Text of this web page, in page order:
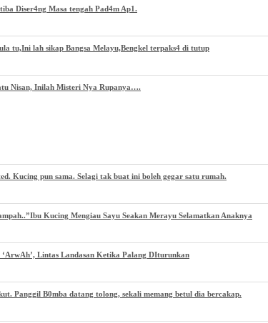
Diser4ng Masa tengah Pad4m Ap1.
tu,Ini lah sikap Bangsa Melayu,Bengkel terpaks4 di tutup
Nisan, Inilah Misteri Nya Rupanya….
Kucing pun sama. Selagi tak buat ini boleh gegar satu rumah.
Kucing Mengiau Sayu Seakan Merayu Selamatkan Anaknya
Lintas Landasan Ketika Palang DIturunkan
Panggil B0mba datang tolong, sekali memang betul dia bercakap.